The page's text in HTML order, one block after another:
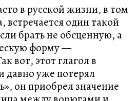
в русской жизни, в том
встречается один такой
брать не обсценную, а
форму —
вот, этот глагол в
давно уже потерял
он приобрел значение